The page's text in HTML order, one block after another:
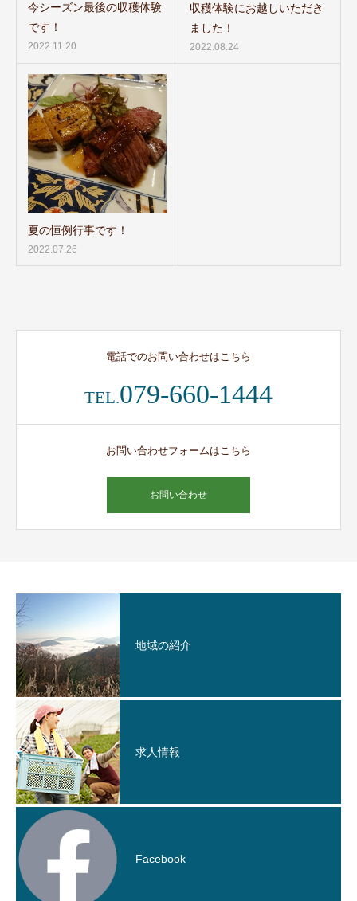
今シーズン最後の収穫体験
です！
2022.11.20
収穫体験にお越しいただき
ました！
2022.08.24
夏の恒例行事です！
2022.07.26
電話でのお問い合わせはこちら
TEL.079-660-1444
お問い合わせフォームはこちら
お問い合わせ
地域の紹介
求人情報
Facebook